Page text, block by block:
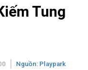
Tung
Nguồn: Playpark